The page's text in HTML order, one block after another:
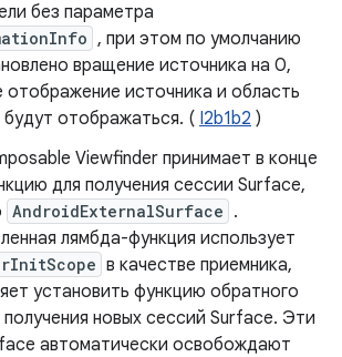
без параметра
, при этом по умолчанию
вращение источника на 0,
отображение источника и область
будут отображаться. ( I2b1b2 )
Viewfinder принимает в конце
для получения сессии Surface,
AndroidExternalSurface .
лямбда-функция использует
в качестве приемника,
установить функцию обратного
новых сессий Surface. Эти
автоматически освобождают